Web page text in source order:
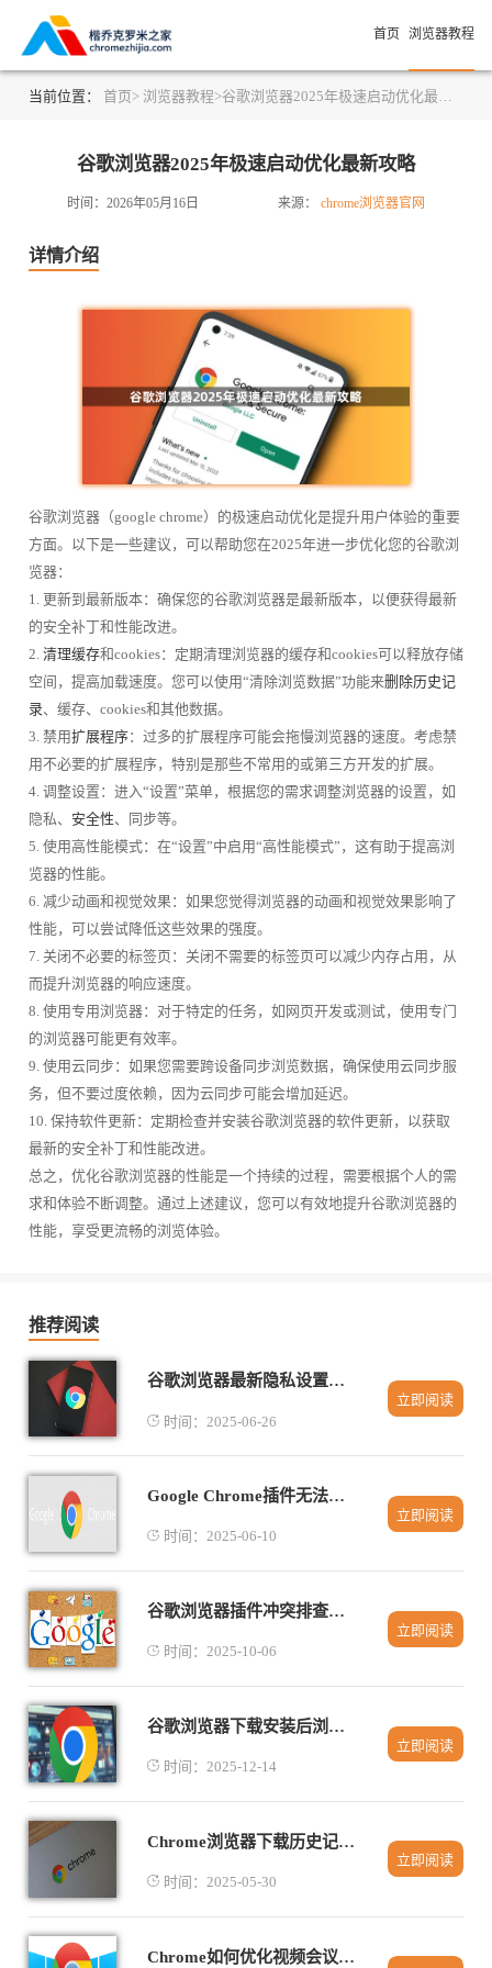
首页 浏览器教程
当前位置： 首页> 浏览器教程>谷歌浏览器2025年极速启动优化最新攻略
谷歌浏览器2025年极速启动优化最新攻略
时间：2026年05月16日 来源： chrome浏览器官网
详情介绍
谷歌浏览器（google chrome）的极速启动优化是提升用户体验的重要
方面。以下是一些建议，可以帮助您在2025年进一步优化您的谷歌浏
览器：
1. 更新到最新版本：确保您的谷歌浏览器是最新版本，以便获得最新
的安全补丁和性能改进。
2. 清理缓存和cookies：定期清理浏览器的缓存和cookies可以释放存储
空间，提高加载速度。您可以使用“清除浏览数据”功能来删除历史记
录、缓存、cookies和其他数据。
3. 禁用扩展程序：过多的扩展程序可能会拖慢浏览器的速度。考虑禁
用不必要的扩展程序，特别是那些不常用的或第三方开发的扩展。
4. 调整设置：进入“设置”菜单，根据您的需求调整浏览器的设置，如
隐私、 安全性、同步等。
5. 使用高性能模式：在“设置”中启用“高性能模式”，这有助于提高浏
览器的性能。
6. 减少动画和视觉效果：如果您觉得浏览器的动画和视觉效果影响了
性能，可以尝试降低这些效果的强度。
7. 关闭不必要的标签页：关闭不需要的标签页可以减少内存占用，从
而提升浏览器的响应速度。
8. 使用专用浏览器：对于特定的任务，如网页开发或测试，使用专门
的浏览器可能更有效率。
9. 使用云同步：如果您需要跨设备同步浏览数据，确保使用云同步服
务，但不要过度依赖，因为云同步可能会增加延迟。
10. 保持软件更新：定期检查并安装谷歌浏览器的软件更新，以获取
最新的安全补丁和性能改进。
总之，优化谷歌浏览器的性能是一个持续的过程，需要根据个人的需
求和体验不断调整。通过上述建议，您可以有效地提升谷歌浏览器的
性能，享受更流畅的浏览体验。
推荐阅读
谷歌浏览器最新隐私设置更新解析
时间：2025-06-26
立即阅读
Google Chrome插件无法访问网络的处理措施
时间：2025-06-10
立即阅读
谷歌浏览器插件冲突排查操作方法创新
时间：2025-10-06
立即阅读
谷歌浏览器下载安装后浏览器功能扩展操作技巧
时间：2025-12-14
立即阅读
Chrome浏览器下载历史记录无法查看的修复方法
时间：2025-05-30
立即阅读
Chrome如何优化视频会议体验